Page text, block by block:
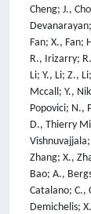
Cheng; J.,
Fan; X., Fan;
R., Irizarry;
Li; Y., Li; Z.,
Mccall; Y.,
Popovici; N.,
D., Thierry
Zhang; X.,
Bao; A.,
Catalano; C.,
Demichelis;